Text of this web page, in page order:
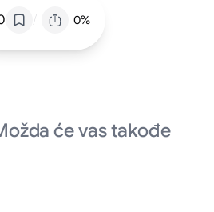
/ 0%
će vas takođe